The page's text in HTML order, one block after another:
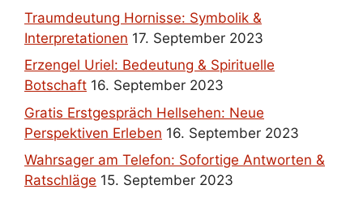
Traumdeutung Hornisse: Symbolik &
Interpretationen 17. September 2023
Erzengel Uriel: Bedeutung & Spirituelle
Botschaft 16. September 2023
Gratis Erstgespräch Hellsehen: Neue
Perspektiven Erleben 16. September 2023
Wahrsager am Telefon: Sofortige Antworten &
Ratschläge 15. September 2023